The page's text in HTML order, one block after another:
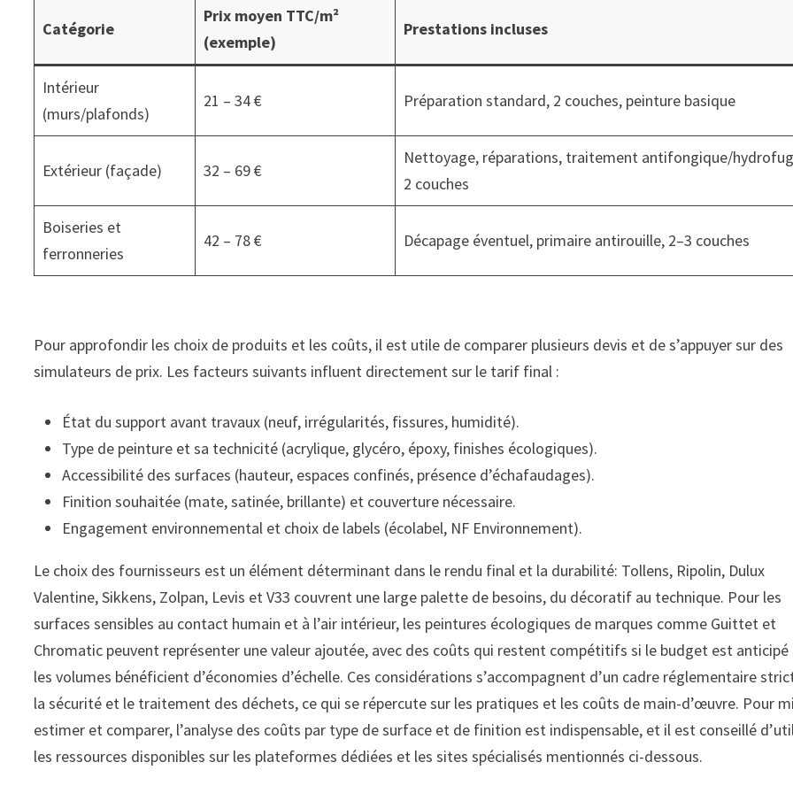
Catégorie
Prix moyen TTC/m²
(exemple)
Prestations incluses
Intérieur
(murs/plafonds)
21 – 34 € Préparation standard, 2 couches, peinture basique
Extérieur (façade) 32 – 69 €
Nettoyage, réparations, traitement antifongique/
2 couches
Boiseries et
ferronneries
42 – 78 € Décapage éventuel, primaire antirouille, 2–3 couches
Pour approfondir les choix de produits et les coûts, il est utile de comparer plusieurs devis et de s’appuyer sur des
simulateurs de prix. Les facteurs suivants influent directement sur le tarif final :
État du support avant travaux (neuf, irrégularités, fissures, humidité).
Type de peinture et sa technicité (acrylique, glycéro, époxy, finishes écologiques).
Accessibilité des surfaces (hauteur, espaces confinés, présence d’échafaudages).
Finition souhaitée (mate, satinée, brillante) et couverture nécessaire.
Engagement environnemental et choix de labels (écolabel, NF Environnement).
Le choix des fournisseurs est un élément déterminant dans le rendu final et la durabilité: Tollens, Ripolin, Dulux
Valentine, Sikkens, Zolpan, Levis et V33 couvrent une large palette de besoins, du décoratif au technique. Pour les
surfaces sensibles au contact humain et à l’air intérieur, les peintures écologiques de marques comme Guittet et
Chromatic peuvent représenter une valeur ajoutée, avec des coûts qui restent compétitifs si le budget est
les volumes bénéficient d’économies d’échelle. Ces considérations s’accompagnent d’un cadre réglementaire
la sécurité et le traitement des déchets, ce qui se répercute sur les pratiques et les coûts de main-d’œuvre. Pour
estimer et comparer, l’analyse des coûts par type de surface et de finition est indispensable, et il est conseillé
les ressources disponibles sur les plateformes dédiées et les sites spécialisés mentionnés ci-dessous.